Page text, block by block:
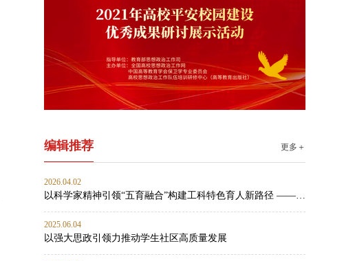
编辑推荐 更多＋
2026.04.02
以科学家精神引领“五育融合”构建工科特色育人新路径 ——燕山大学材料科学与工程学院思政工作案例
2025.06.04
以强大思政引领力推动学生社区高质量发展